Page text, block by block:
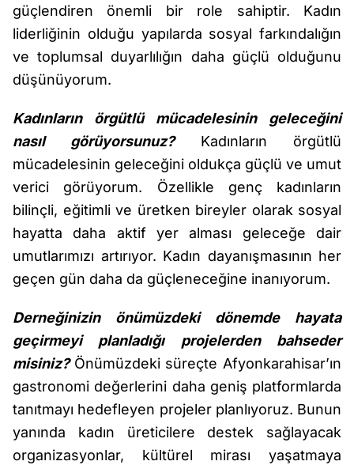
güçlendiren önemli bir role sahiptir. Kadın
liderliğinin olduğu yapılarda sosyal farkındalığın
ve toplumsal duyarlılığın daha güçlü olduğunu
düşünüyorum.
Kadınların örgütlü mücadelesinin geleceğini
nasıl görüyorsunuz?Kadınların örgütlü
mücadelesinin geleceğini oldukça güçlü ve umut
verici görüyorum. Özellikle genç kadınların
bilinçli, eğitimli ve üretken bireyler olarak sosyal
hayatta daha aktif yer alması geleceğe dair
umutlarımızı artırıyor. Kadın dayanışmasının her
geçen gün daha da güçleneceğine inanıyorum.
Derneğinizin önümüzdeki dönemde hayata
geçirmeyi planladığı projelerden bahseder
misiniz? Önümüzdeki süreçte Afyonkarahisar’ın
gastronomi değerlerini daha geniş platformlarda
tanıtmayı hedefleyen projeler planlıyoruz. Bunun
yanında kadın üreticilere destek sağlayacak
organizasyonlar, kültürel mirası yaşatmaya